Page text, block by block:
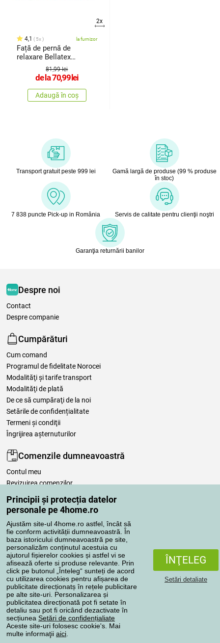
Principii și protecția datelor
personale pe 4home.ro
Ajustăm site-ul 4home.ro astfel, încât să
fie conform activității dumneavoastră. În
baza istoricului dumneavoastră pe site,
personalizăm conținutul acestuia cu
ajutorul fișierelor cookies și astfel vi se
afisează oferte si produse relevante. Prin
click pe butonul „Înteleg“ sunteți de acord
cu utilizarea cookies pentru afișarea de
publicitate direcționatș în rețele publicitare
pe alte site-uri. Personalizarea și
publicitatea direcționată pot fi setate în
detaliu sau pot fi oricând dezactivate în
secțiunea Setări de confidențialiate
Aceste site-uri folosesc cookie's. Mai
multe informaţii aici
ÎNŢELEG
Setări detaliate
2x
4,1 5x la furnizor
Față de pernă de
relaxare Bellatex
Trandafir maro,
81,99 lei
de la70,99lei
Adaugă în coș
Transport gratuit peste 999 lei
Gamă largă de produse (99 % produse
în stoc)
7 838 puncte Pick-up in România Servis de calitate pentru clienţii noştri
Garanţia returnării banilor
Despre noi
Contact
Despre companie
Cumpărături
Cum comand
Programul de fidelitate Norocei
Modalităţi şi tarife transport
Modalităţi de plată
De ce să cumpăraţi de la noi
Setările de confidențialitate
Termeni şi condiţii
Îngrijirea așternuturilor
Comenzile dumneavoastră
Contul meu
Revizuirea comenzilor
Reclamaţii
Retragere de la contract
Regulile de procesare a recenziilor
Metode de transport
Metode de plată
Magazin de încredere